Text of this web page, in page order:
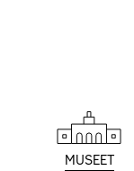
MUSEET